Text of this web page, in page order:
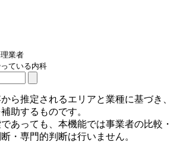
業者
ている内科
ら推定されるエリアと業種に基づき、
助するものです。
あっても、本機能では事業者の比較・
・専門的判断は行いません。